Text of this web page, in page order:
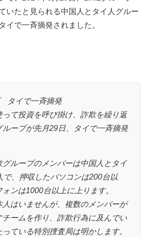
いたと見られる中国人とタイ人グルー
イで一斉摘発されました。
タイで一斉摘発
って投資を呼び掛け、詐欺を繰り返
ループが先月29日、タイで一斉摘発
グループのメンバーは中国人とタイ
で、押収したパソコンは200台以
ォンは1000台以上に上ります。
人はいませんが、複数のメンバーが
チームを作り、詐欺行為に及んでい
ている特別捜査局は明かします。